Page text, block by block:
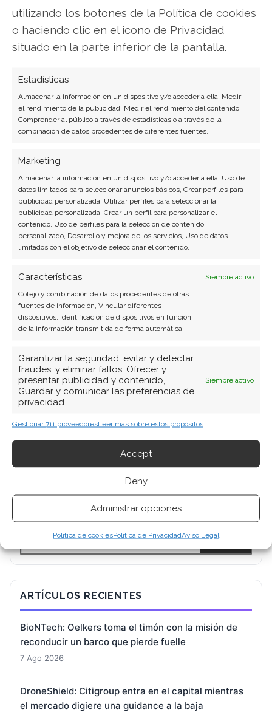
utilizando los botones de la Política de cookies
o haciendo clic en el icono de Privacidad
situado en la parte inferior de la pantalla.
Estadísticas
Almacenar la información en un dispositivo y/o acceder a ella, Medir
el rendimiento de la publicidad, Medir el rendimiento del contenido,
Comprender al público a través de estadísticas o a través de la
combinación de datos procedentes de diferentes fuentes.
Marketing
Almacenar la información en un dispositivo y/o acceder a ella, Uso de
datos limitados para seleccionar anuncios básicos, Crear perfiles para
publicidad personalizada, Utilizar perfiles para seleccionar la
publicidad personalizada, Crear un perfil para personalizar el
contenido, Uso de perfiles para la selección de contenido
personalizado, Desarrollo y mejora de los servicios, Uso de datos
limitados con el objetivo de seleccionar el contenido.
Características
Siempre activo
Cotejo y combinación de datos procedentes de otras
fuentes de información, Vincular diferentes
dispositivos, Identificación de dispositivos en función
de la información transmitida de forma automática.
Garantizar la seguridad, evitar y detectar
fraudes, y eliminar fallos, Ofrecer y
presentar publicidad y contenido,
Guardar y comunicar las preferencias de
privacidad.
Siempre activo
Gestionar 711 proveedoresLeer más sobre estos propósitos
Accept
Deny
Administrar opciones
Política de cookiesPolítica de PrivacidadAviso Legal
Copiar enlace
SOBRE EL AUTOR
Periodista de tecnología especializado en
videojuegos, realidad virtual y tendencias de
consumo digital. Más de 10 años cubriendo la
industria tecnológica española.
Ver todos los artículos →
ARTÍCULOS RECIENTES
BioNTech: Oelkers toma el timón con la misión de
reconducir un barco que pierde fuelle
7 Ago 2026
DroneShield: Citigroup entra en el capital mientras
el mercado digiere una guidance a la baja